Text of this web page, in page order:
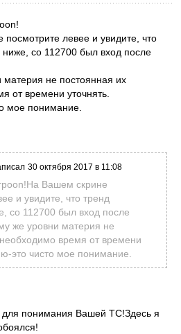
левее и увидите, что
ниже, со 112700 был вход после
материя не постоянная их
от времени уточнять.
мое понимание.
30 октября 2017 в 11:08
Вашем скрине
и увидите, что тренд
со 112700 был вход после
же уровни материя не
время от времени
это чисто мое понимание.
для понимания Вашей ТС!Здесь я